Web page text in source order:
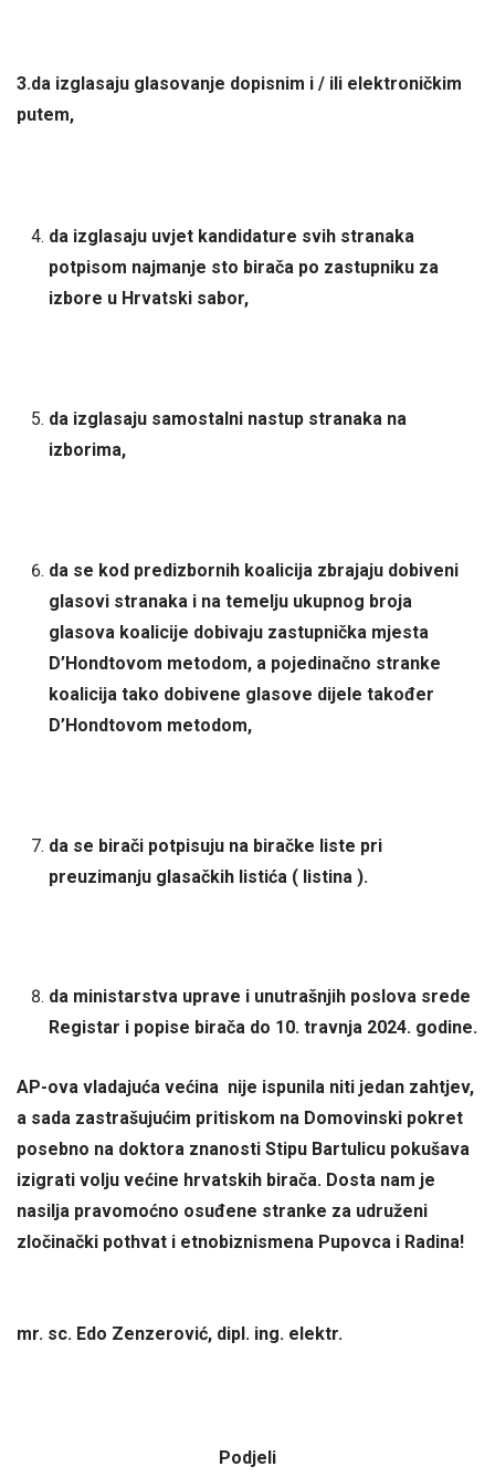
3.da izglasaju glasovanje dopisnim i / ili elektroničkim
putem,
da izglasaju uvjet kandidature svih stranaka
potpisom najmanje sto birača po zastupniku za
izbore u Hrvatski sabor,
da izglasaju samostalni nastup stranaka na
izborima,
da se kod predizbornih koalicija zbrajaju dobiveni
glasovi stranaka i na temelju ukupnog broja
glasova koalicije dobivaju zastupnička mjesta
D’Hondtovom metodom, a pojedinačno stranke
koalicija tako dobivene glasove dijele također
D’Hondtovom metodom,
da se birači potpisuju na biračke liste pri
preuzimanju glasačkih listića ( listina ).
da ministarstva uprave i unutrašnjih poslova srede
Registar i popise birača do 10. travnja 2024. godine.
AP-ova vladajuća većina nije ispunila niti jedan zahtjev,
a sada zastrašujućim pritiskom na Domovinski pokret
posebno na doktora znanosti Stipu Bartulicu pokušava
izigrati volju većine hrvatskih birača. Dosta nam je
nasilja pravomoćno osuđene stranke za udruženi
zločinački pothvat i etnobiznismena Pupovca i Radina!
mr. sc. Edo Zenzerović, dipl. ing. elektr.
Podjeli